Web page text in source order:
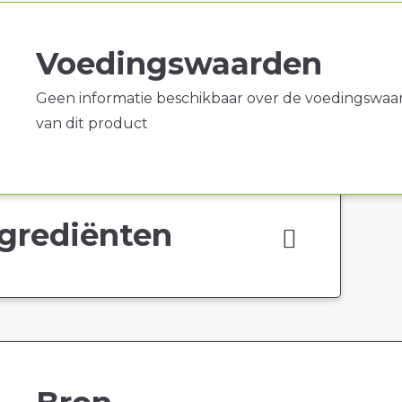
Voedingswaarden
Geen informatie beschikbaar over de
van dit product